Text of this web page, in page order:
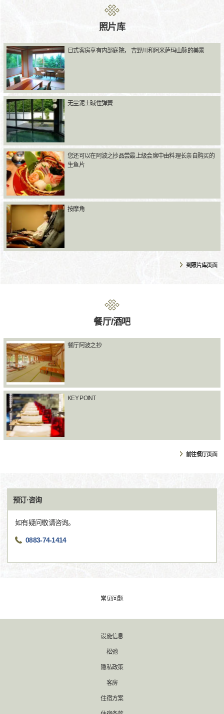
照片库
日式客房享有内部庭院， 吉野川和阿米萨玛山脉的美景
无尘泥土碱性弹簧
您还可以在阿波之抄品尝最上级会席中由料理长亲自购买的
生鱼片
按摩角
到照片库页面
餐厅/酒吧
餐厅阿波之抄
KEY POINT
前往餐厅页面
预订·咨询
如有疑问敬请咨询。
0883-74-1414
常见问题
设施信息
松弛
隐私政策
客房
住宿方案